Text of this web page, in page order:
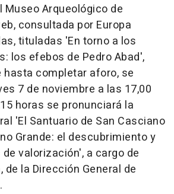
Museo Arqueológico de
consultada por Europa
tituladas 'En torno a los
los efebos de Pedro Abad',
hasta completar aforo, se
7 de noviembre a las 17,00
horas se pronunciará la
'El Santuario de San Casciano
Grande: el descubrimiento y
valorización', a cargo de
de la Dirección General de